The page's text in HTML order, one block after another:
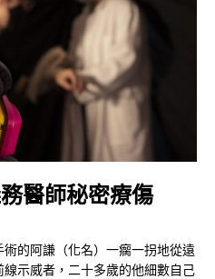
醫師秘密療傷
的阿謙（化名）一瘸一拐地從遠
示威者，二十多歲的他細數自己